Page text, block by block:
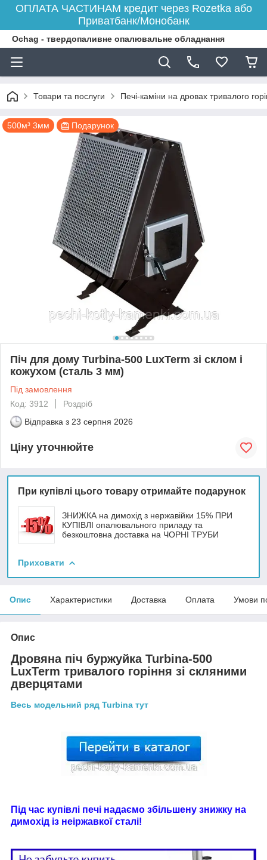
ОПЛАТА ЧАСТИНАМ кредит через Rozetka або
Приватбанк/Монобанк
Ochag - твердопаливне опалювальне обладнання
Товари та послуги Печі-каміни на дровах тривалого
500м³ 3мм Подарунок
Піч для дому Turbina-500 LuxTerm зі склом і
кожухом (сталь 3 мм)
Під замовлення
Код: 3912
Роздріб
Відправка з 23 серпня 2026
Ціну уточнюйте
При купівлі цього товару отримайте подарунок
ЗНИЖКА на димохід з нержавійки 15% ПРИ
КУПІВЛІ опалювального приладу та
безкоштовна доставка на ЧОРНІ ТРУБИ
Приховати
Опис Характеристики Доставка Оплата Умови
Опис
Дровяна піч буржуйка Turbina-500
LuxTerm тривалого горіння зі скляними
дверцятами
Весь модельний ряд Turbina тут
Під час купівлі печі надаємо збільшену знижку на
димохід із неіржавкої сталі!